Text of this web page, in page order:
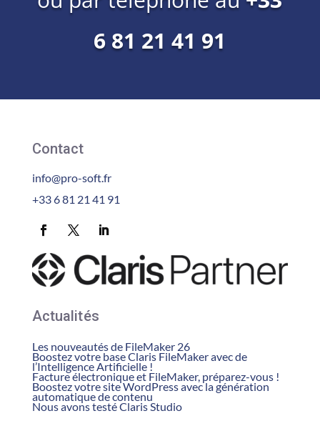
6 81 21 41 91
Contact
info@pro-soft.fr
+33 6 81 21 41 91
Actualités
Les nouveautés de FileMaker 26
Boostez votre base Claris FileMaker avec de
l’Intelligence Artificielle !
Facture électronique et FileMaker, préparez-vous !
Boostez votre site WordPress avec la génération
automatique de contenu
Nous avons testé Claris Studio